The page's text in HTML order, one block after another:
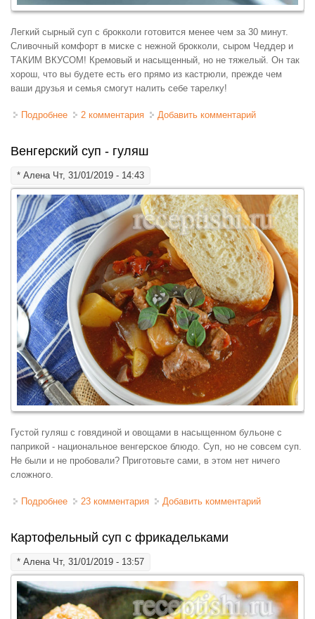
Легкий сырный суп с брокколи готовится менее чем за 30 минут.
Сливочный комфорт в миске с нежной брокколи, сыром Чеддер и
ТАКИМ ВКУСОМ! Кремовый и насыщенный, но не тяжелый. Он так
хорош, что вы будете есть его прямо из кастрюли, прежде чем
ваши друзья и семья смогут налить себе тарелку!
Подробнее о Суп сырный с брокколи
2 комментария Добавить комментарий
Венгерский суп - гуляш
* АленаЧт, 31/01/2019 - 14:43
Густой гуляш с говядиной и овощами в насыщенном бульоне с
паприкой - национальное венгерское блюдо. Суп, но не совсем суп.
Не были и не пробовали? Приготовьте сами, в этом нет ничего
сложного.
Подробнее о Венгерский суп - гуляш
23 комментария Добавить комментарий
Картофельный суп с фрикадельками
* АленаЧт, 31/01/2019 - 13:57